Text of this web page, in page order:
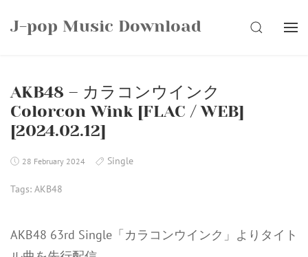
J-pop Music Download SEARCH
AKB48 – カラコンウインク
Colorcon Wink [FLAC / WEB]
[2024.02.12]
28 February 2024 Single
Tags: AKB48
AKB48 63rd Single「カラコンウインク」よりタイト